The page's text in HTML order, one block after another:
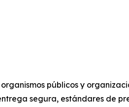
públicos y
segura, estándares de